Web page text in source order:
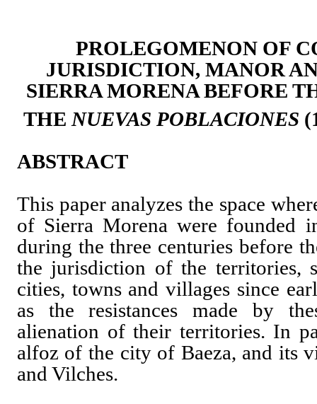
PROLEGOMENON OF
JURISDICTION, MANOR
SIERRA MORENA BEFORE
THE NUEVAS POBLACIONES
ABSTRACT
This paper analyzes the space
of Sierra Morena were founded
during the three centuries before
the jurisdiction of the territories,
cities, towns and villages since
as the resistances made by
alienation of their territories. In
alfoz of the city of Baeza, and its
and Vilches.